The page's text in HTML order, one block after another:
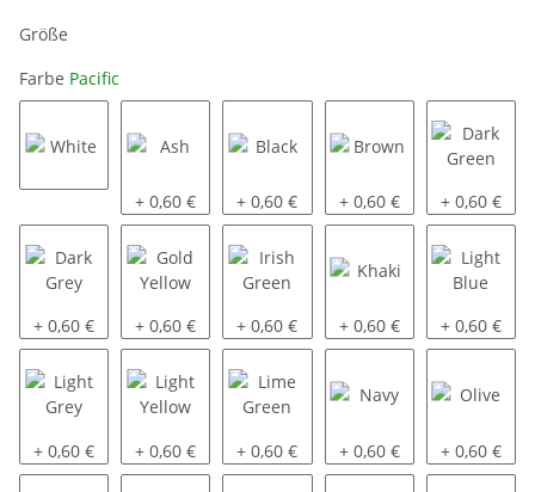
Größe
Farbe Pacific
Ash
+ 0,60 € Black
+ 0,60 € Brown
+ 0,60 € Dark Green
+ 0,60 €
Dark Grey
+ 0,60 € Gold Yellow
+ 0,60 € Irish Green
+ 0,60 € Khaki
+ 0,60 € Light Blue
+ 0,60 €
Light Grey
+ 0,60 € Light Yellow
+ 0,60 € Lime Green
+ 0,60 € Navy
+ 0,60 € Olive
+ 0,60 €